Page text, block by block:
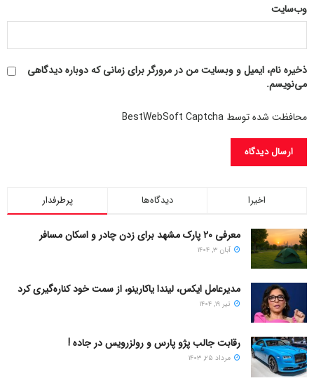
وب‌سایت
ذخیره نام، ایمیل و وبسایت من در مرورگر برای زمانی که دوباره دیدگاهی
می‌نویسم.
محافظت شده توسط BestWebSoft Captcha
پرطرفدار دیدگاه‌ها اخیرا
معرفی ۲۰ پارک مشهد برای زدن چادر و اسکان مسافر
آبان ۳, ۱۴۰۴
مدیرعامل ایکس، لیندا یاکارینو، از سمت خود کناره‌گیری کرد
تیر ۱۹, ۱۴۰۴
رقابت جالب پژو پارس و رولزرویس در جاده !
مرداد ۲۵, ۱۴۰۳